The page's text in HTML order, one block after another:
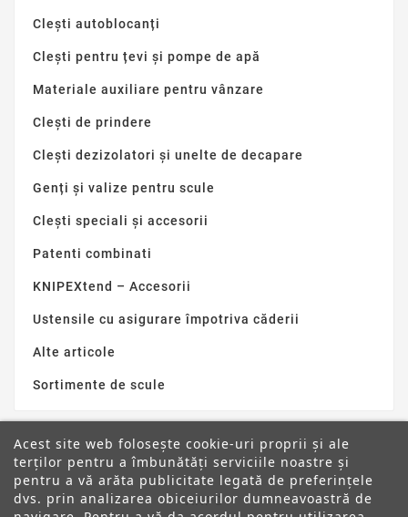
Clești autoblocanți
Clești pentru țevi și pompe de apă
Materiale auxiliare pentru vânzare
Clești de prindere
Clești dezizolatori și unelte de decapare
Genți și valize pentru scule
Clești speciali și accesorii
Patenti combinati
KNIPEXtend – Accesorii
Ustensile cu asigurare împotriva căderii
Alte articole
Sortimente de scule
ANPC
Acest site web folosește cookie-uri proprii și ale
terților pentru a îmbunătăți serviciile noastre și
pentru a vă arăta publicitate legată de preferințele
dvs. prin analizarea obiceiurilor dumneavoastră de